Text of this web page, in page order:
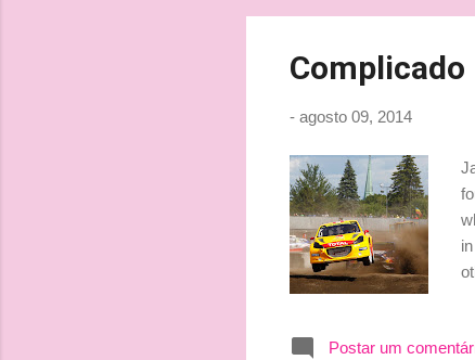
Complicado
- agosto 09, 2014
Postar um